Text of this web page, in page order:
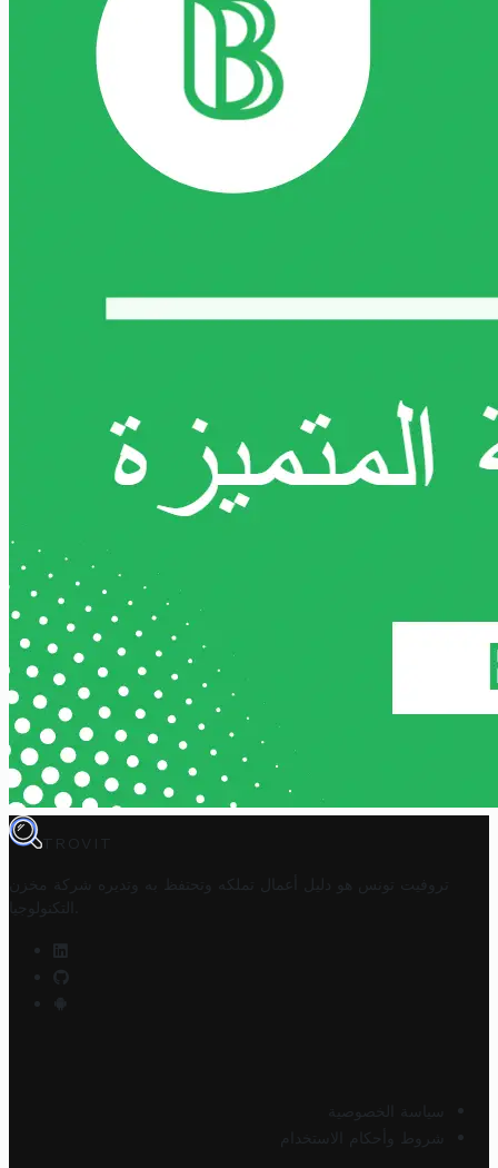
TROVIT
تروفيت تونس هو دليل أعمال تملكه وتحتفظ به وتديره
شركة مخزن
التكنولوجيا
سياسة الخصوصية
شروط وأحكام الاستخدام